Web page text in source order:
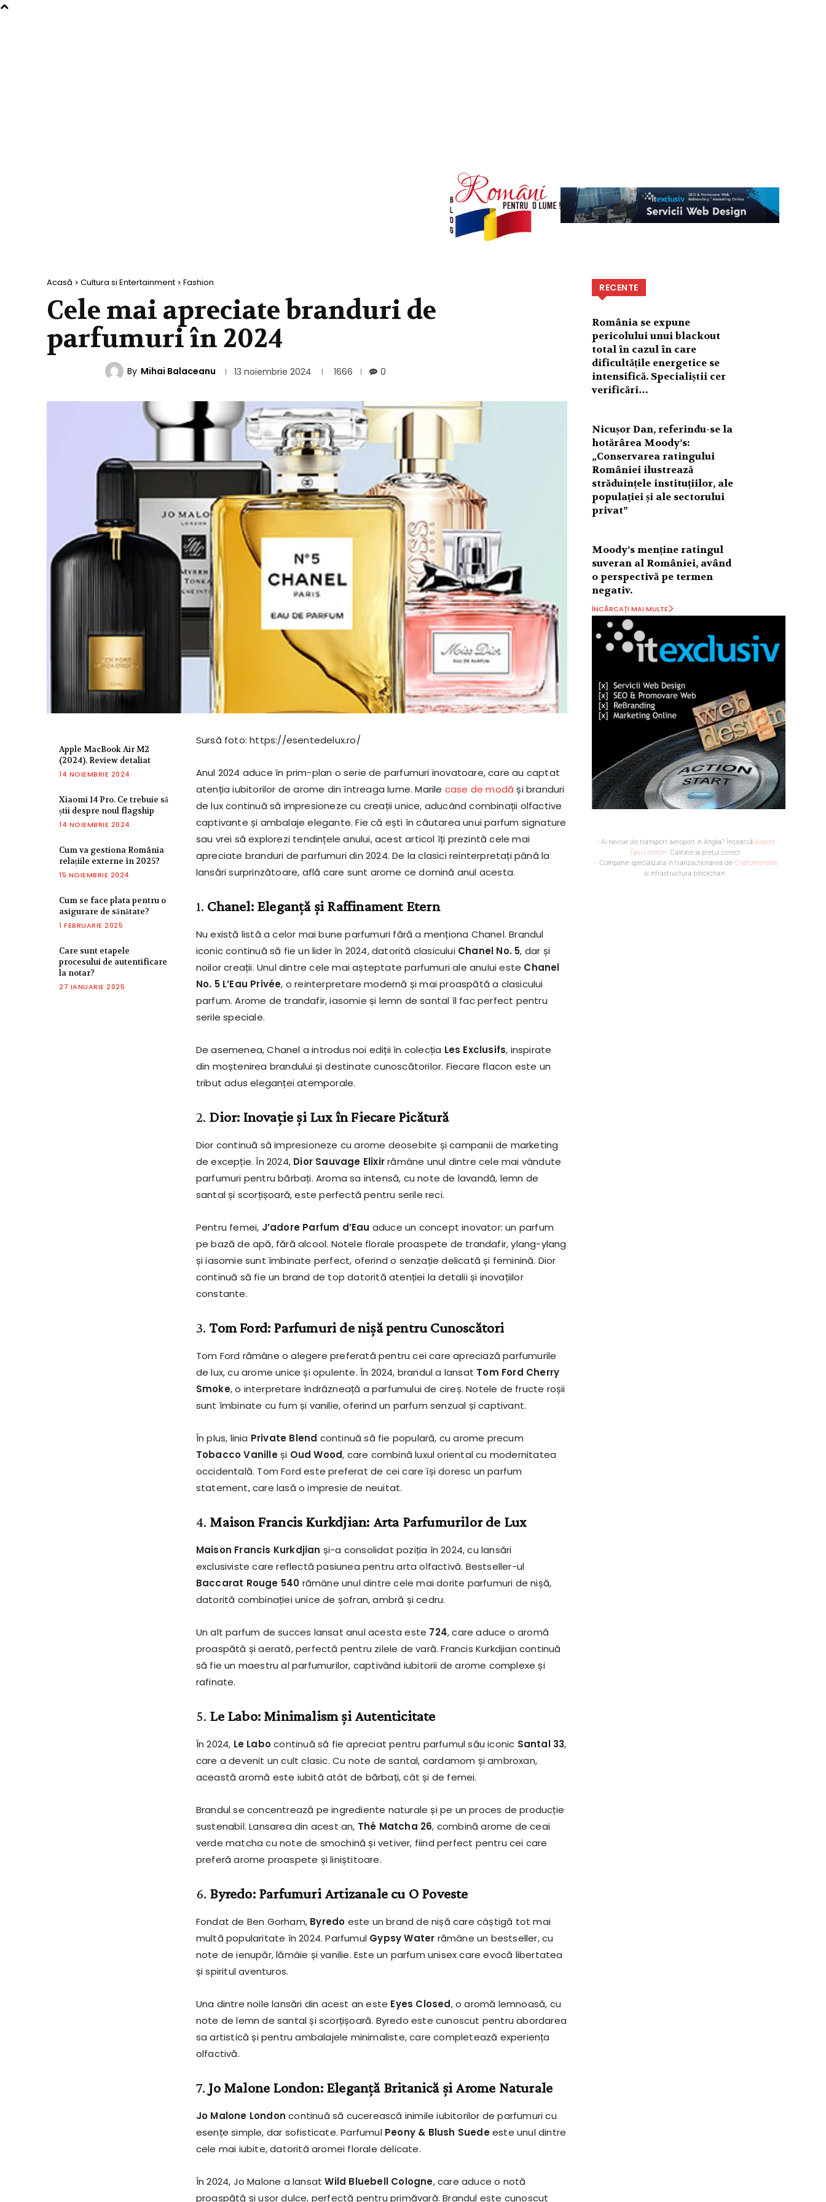
Acasă Cultura si Entertainment Fashion
Cele mai apreciate branduri de
parfumuri în 2024
By Mihai Balaceanu 13 noiembrie 2024 1666 0
Apple MacBook Air M2
(2024). Review detaliat
14 NOIEMBRIE 2024
Xiaomi 14 Pro. Ce trebuie să
știi despre noul flagship
14 NOIEMBRIE 2024
Cum va gestiona România
relațiile externe în 2025?
15 NOIEMBRIE 2024
Cum se face plata pentru o
asigurare de sănătate?
1 FEBRUARIE 2025
Care sunt etapele
procesului de autentificare
la notar?
27 IANUARIE 2025
Sursă foto: https://esentedelux.ro/
Anul 2024 aduce în prim-plan o serie de parfumuri inovatoare, care au captat
atenția iubitorilor de arome din întreaga lume. Marile case de modă și branduri
de lux continuă să impresioneze cu creații unice, aducând combinații olfactive
captivante și ambalaje elegante. Fie că ești în căutarea unui parfum signature
sau vrei să explorezi tendințele anului, acest articol îți prezintă cele mai
apreciate branduri de parfumuri din 2024. De la clasici reinterpretați până la
lansări surprinzătoare, află care sunt arome ce domină anul acesta.
1. Chanel: Eleganță și Raffinament Etern
Nu există listă a celor mai bune parfumuri fără a menționa Chanel. Brandul
iconic continuă să fie un lider în 2024, datorită clasicului Chanel No. 5, dar și
noilor creații. Unul dintre cele mai așteptate parfumuri ale anului este Chanel
No. 5 L’Eau Privée, o reinterpretare modernă și mai proaspătă a clasicului
parfum. Arome de trandafir, iasomie și lemn de santal îl fac perfect pentru
serile speciale.
De asemenea, Chanel a introdus noi ediții în colecția Les Exclusifs, inspirate
din moștenirea brandului și destinate cunoscătorilor. Fiecare flacon este un
tribut adus eleganței atemporale.
2. Dior: Inovație și Lux în Fiecare Picătură
Dior continuă să impresioneze cu arome deosebite și campanii de marketing
de excepție. În 2024, Dior Sauvage Elixirrămâne unul dintre cele mai vândute
parfumuri pentru bărbați. Aroma sa intensă, cu note de lavandă, lemn de
santal și scorțișoară, este perfectă pentru serile reci.
Pentru femei, J’adore Parfum d’Eau aduce un concept inovator: un parfum
pe bază de apă, fără alcool. Notele florale proaspete de trandafir, ylang-ylang
și iasomie sunt îmbinate perfect, oferind o senzație delicată și feminină. Dior
continuă să fie un brand de top datorită atenției la detalii și inovațiilor
constante.
3.Tom Ford: Parfumuri de nișă pentru Cunoscători
Tom Ford rămâne o alegere preferată pentru cei care apreciază parfumurile
de lux, cu arome unice și opulente. În 2024, brandul a lansat Tom Ford Cherry
Smoke, o interpretare îndrăzneață a parfumului de cireș. Notele de fructe roșii
sunt îmbinate cu fum și vanilie, oferind un parfum senzual și captivant.
În plus, linia Private Blend continuă să fie populară, cu arome precum
Tobacco Vanilleși Oud Wood, care combină luxul oriental cu modernitatea
occidentală. Tom Ford este preferat de cei care își doresc un parfum
statement, care lasă o impresie de neuitat.
4. Maison Francis Kurkdjian: Arta Parfumurilor de Lux
Maison Francis Kurkdjian și-a consolidat poziția în 2024, cu lansări
exclusiviste care reflectă pasiunea pentru arta olfactivă. Bestseller-ul
Baccarat Rouge 540 rămâne unul dintre cele mai dorite parfumuri de nișă,
datorită combinației unice de șofran, ambră și cedru.
Un alt parfum de succes lansat anul acesta este 724, care aduce o aromă
proaspătă și aerată, perfectă pentru zilele de vară. Francis Kurkdjian continuă
să fie un maestru al parfumurilor, captivând iubitorii de arome complexe și
rafinate.
5. Le Labo: Minimalism și Autenticitate
În 2024, Le Labocontinuă să fie apreciat pentru parfumul său iconic Santal 33,
care a devenit un cult clasic. Cu note de santal, cardamom și ambroxan,
această aromă este iubită atât de bărbați, cât și de femei.
Brandul se concentrează pe ingrediente naturale și pe un proces de producție
sustenabil. Lansarea din acest an, Thé Matcha 26, combină arome de ceai
verde matcha cu note de smochină și vetiver, fiind perfect pentru cei care
preferă arome proaspete și liniștitoare.
6. Byredo: Parfumuri Artizanale cu O Poveste
Fondat de Ben Gorham, Byredo este un brand de nișă care câștigă tot mai
multă popularitate în 2024. Parfumul Gypsy Water rămâne un bestseller, cu
note de ienupăr, lămâie și vanilie. Este un parfum unisex care evocă libertatea
și spiritul aventuros.
Una dintre noile lansări din acest an este Eyes Closed, o aromă lemnoasă, cu
note de lemn de santal și scorțișoară. Byredo este cunoscut pentru abordarea
sa artistică și pentru ambalajele minimaliste, care completează experiența
olfactivă.
7. Jo Malone London: Eleganță Britanică și Arome Naturale
Jo Malone London continuă să cucerească inimile iubitorilor de parfumuri cu
esențe simple, dar sofisticate. Parfumul Peony & Blush Suedeeste unul dintre
cele mai iubite, datorită aromei florale delicate.
În 2024, Jo Malone a lansatWild Bluebell Cologne, care aduce o notă
proaspătă și ușor dulce, perfectă pentru primăvară. Brandul este cunoscut
RECENTE
România se expune
pericolului unui blackout
total în cazul în care
dificultățile energetice se
intensifică. Specialiștii cer
verificări…
Nicușor Dan, referindu-se la
hotărârea Moody’s:
„Conservarea ratingului
României ilustrează
străduințele instituțiilor, ale
populației și ale sectorului
privat”
Moody’s menține ratingul
suveran al României, având
o perspectivă pe termen
negativ.
ÎNCĂRCAȚI MAI MULTE
- Ai nevoie de transport aeroport in Anglia? Încearcă Airport
Taxi London. Calitate la prețul corect.
- Companie specializata in tranzactionarea de Criptomonede
si infrastructura blockchain.